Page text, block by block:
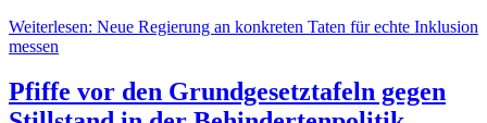
Weiterlesen: Neue Regierung an konkreten Taten für echte Inklusion
messen
Pfiffe vor den Grundgesetztafeln gegen